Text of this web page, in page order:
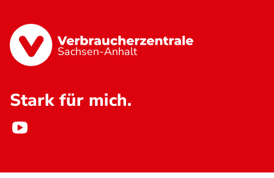
Sachsen-Anhalt
Stark für mich.